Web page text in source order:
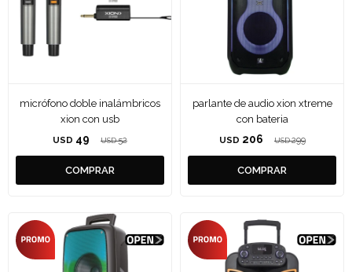
micrófono doble inalámbricos
xion con usb
USD 49 USD 52
parlante de audio xion xtreme
con bateria
USD 206 USD 299